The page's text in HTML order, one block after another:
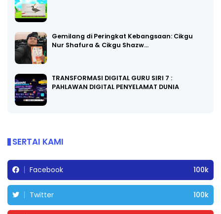
Gemilang di Peringkat Kebangsaan: Cikgu
Nur Shafura & Cikgu Shazw…
TRANSFORMASI DIGITAL GURU SIRI 7 :
PAHLAWAN DIGITAL PENYELAMAT DUNIA
SERTAI KAMI
Facebook 100k
Twitter 100k